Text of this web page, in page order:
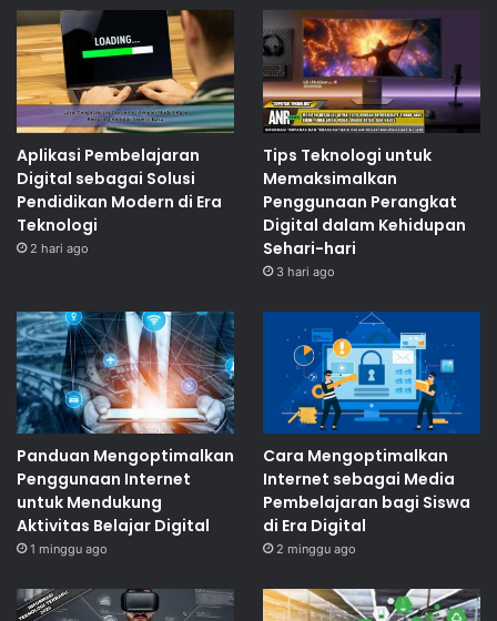
Aplikasi Pembelajaran
Digital sebagai Solusi
Pendidikan Modern di Era
Teknologi
2 hari ago
Tips Teknologi untuk
Memaksimalkan
Penggunaan Perangkat
Digital dalam Kehidupan
Sehari-hari
3 hari ago
Panduan Mengoptimalkan
Penggunaan Internet
untuk Mendukung
Aktivitas Belajar Digital
1 minggu ago
Cara Mengoptimalkan
Internet sebagai Media
Pembelajaran bagi Siswa
di Era Digital
2 minggu ago